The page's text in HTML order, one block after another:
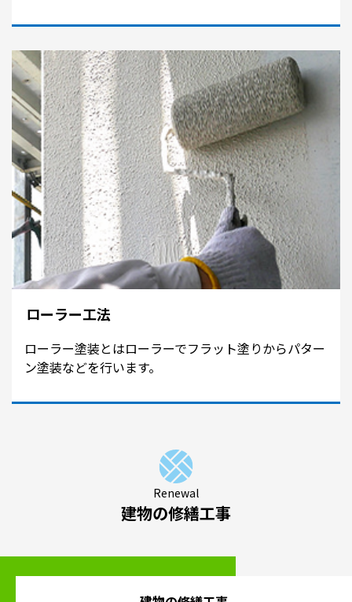
ローラー工法
ローラー塗装とはローラーでフラット塗りからパター
ン塗装などを行います。
Renewal
建物の修繕工事